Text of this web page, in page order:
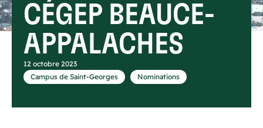
CÉGEP BEAUCE-
APPALACHES
12 octobre 2023
Campus de Saint-Georges
, Nominations